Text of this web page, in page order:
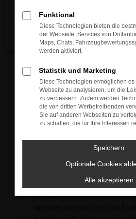
anderen Browser oder in
Fenster?
Starte dein Gerät neu.
vorübergehende Probleme
Stelle sicher, dass dein
Betriebssystem auf dem
sind.
Veraltete Software birgt
führen, dass bestimmte
Wenn du alle oben
versucht hast, kontaktiere
Funktional
Diese Technologien bieten die
der Webseite. Services von
Maps, Chats,
werden aktiviert.
Statistik und Marketing
Diese Technologien ermöglichen
Webseite zu analysieren, um die
zu verbessern. Zudem werden
die von dritten Werbetreibenden
Sie auf anderen Webseiten zu
zu schalten, die für Ihre Interessen
Speichern
Optionale Cookies
Alle akzeptieren